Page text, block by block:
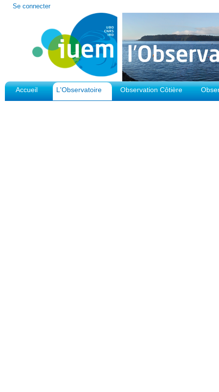
Outils
Se connecter
Accueil L'Observatoire Observation Côtière